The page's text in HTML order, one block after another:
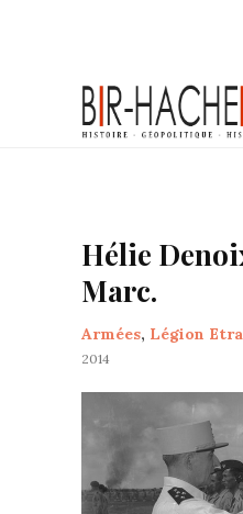
Hélie
Marc.
Armées, Légion
2014